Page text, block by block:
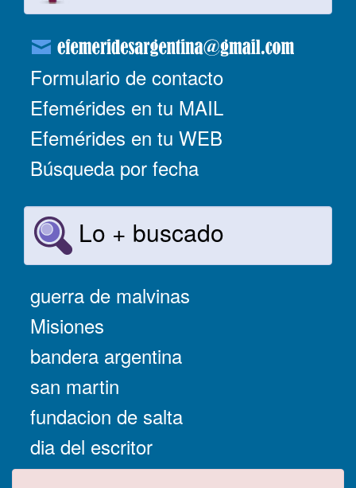
Formulario de contacto
Efemérides en tu MAIL
Efemérides en tu WEB
Búsqueda por fecha
Lo + buscado
guerra de malvinas
Misiones
bandera argentina
san martin
fundacion de salta
dia del escritor